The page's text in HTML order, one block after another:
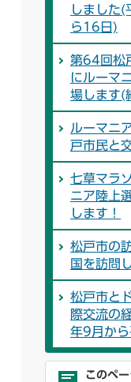
しました
ら16日)
第64回松
にルーマ
場します(
ルーマニ
戸市民と
七草マラ
ニア陸上
します！
松戸市の
国を訪問
松戸市と
際交流の
年9月か
このペ